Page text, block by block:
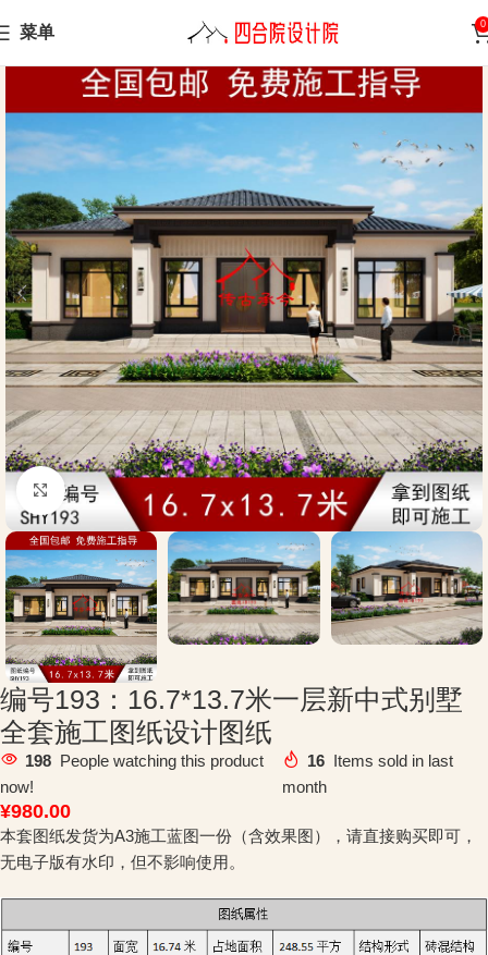
菜单 0
Home Chinese-style villa
Click to enlarge
编号193：16.7*13.7米一层新中式别墅
全套施工图纸设计图纸
198 People watching this product
now!
16 Items sold in last
month
¥980.00
本套图纸发货为A3施工蓝图一份（含效果图），请直接购买即可，
无电子版有水印，但不影响使用。